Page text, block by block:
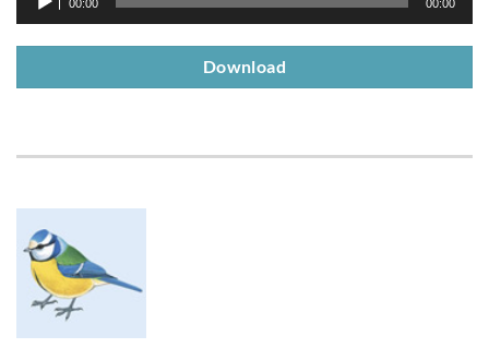
Player
00:00 00:00
Download